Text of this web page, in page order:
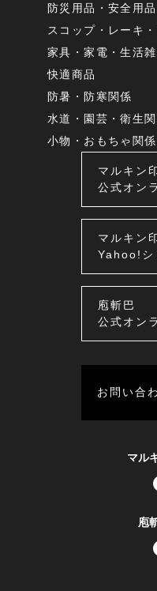
防災用品・安全用
スコップ・レーキ
家具・家電・生活
快適商品
防暑・防寒関係
水道・園芸・衛生
小物・おもちゃ関係
マルキン
公式オン
マルキン
Yahoo!シ
庖斬巴
公式オン
お問い合
マル
庖